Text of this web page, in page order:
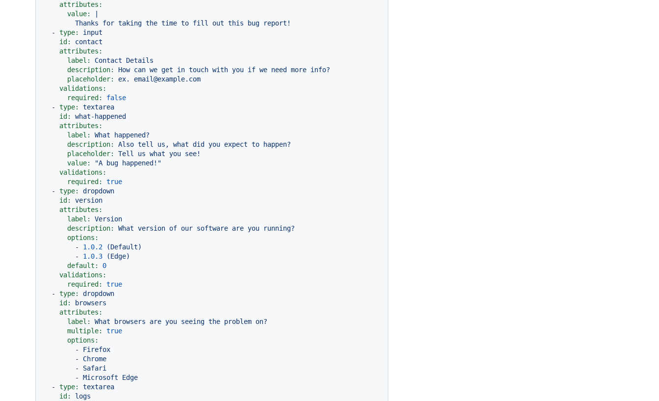
attributes:
value:
-
type:
input
id:
contact
attributes:
label:
Contact
Details
description:
How can we get in touch with you if we need more info?
placeholder:
ex.
email@example.com
validations:
required:
false
-
type:
textarea
id:
what-happened
attributes:
label:
What
happened?
description:
Also tell us, what did you expect to
happen?
placeholder:
Tell us what you see!
value:
"A bug happened!"
validations:
required:
true
-
type:
dropdown
id:
version
attributes:
label:
Version
description:
What version of our software are you
running?
options:
-
1.0.2
(Default)
-
1.0.3
(Edge)
default:
0
validations:
required:
true
-
type:
dropdown
id:
browsers
attributes:
label:
What browsers are you seeing the problem on?
multiple:
true
options:
-
Firefox
-
Chrome
-
Safari
-
Microsoft
Edge
-
type:
textarea
id:
logs